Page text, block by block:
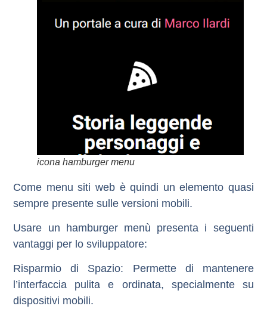
icona hamburger menu
Come menu siti web è quindi un elemento quasi
sempre presente sulle versioni mobili.
Usare un hamburger menù presenta i seguenti
vantaggi per lo sviluppatore:
Risparmio di Spazio: Permette di mantenere
l’interfaccia pulita e ordinata, specialmente su
dispositivi mobili.